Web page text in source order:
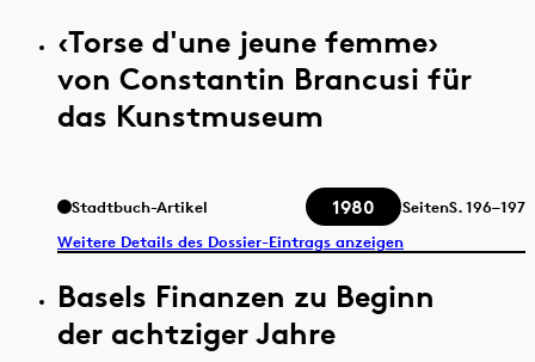
‹Torse d'une jeune femme›
von Constantin Brancusi für
das Kunstmuseum
Stadtbuch-Artikel 1980 SeitenS.196–197
Weitere Details des Dossier-Eintrags anzeigen
Basels Finanzen zu Beginn
der achtziger Jahre